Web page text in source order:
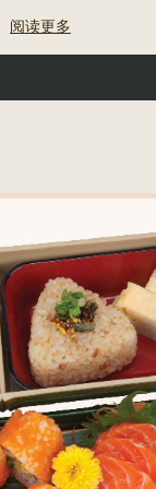
阅读更多